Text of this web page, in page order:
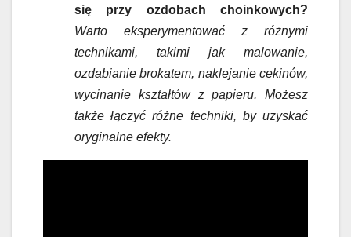
się przy ozdobach choinkowych?
Warto eksperymentować z różnymi
technikami, takimi jak malowanie,
ozdabianie brokatem, naklejanie cekinów,
wycinanie kształtów z papieru. Możesz
także łączyć różne techniki, by uzyskać
oryginalne efekty.